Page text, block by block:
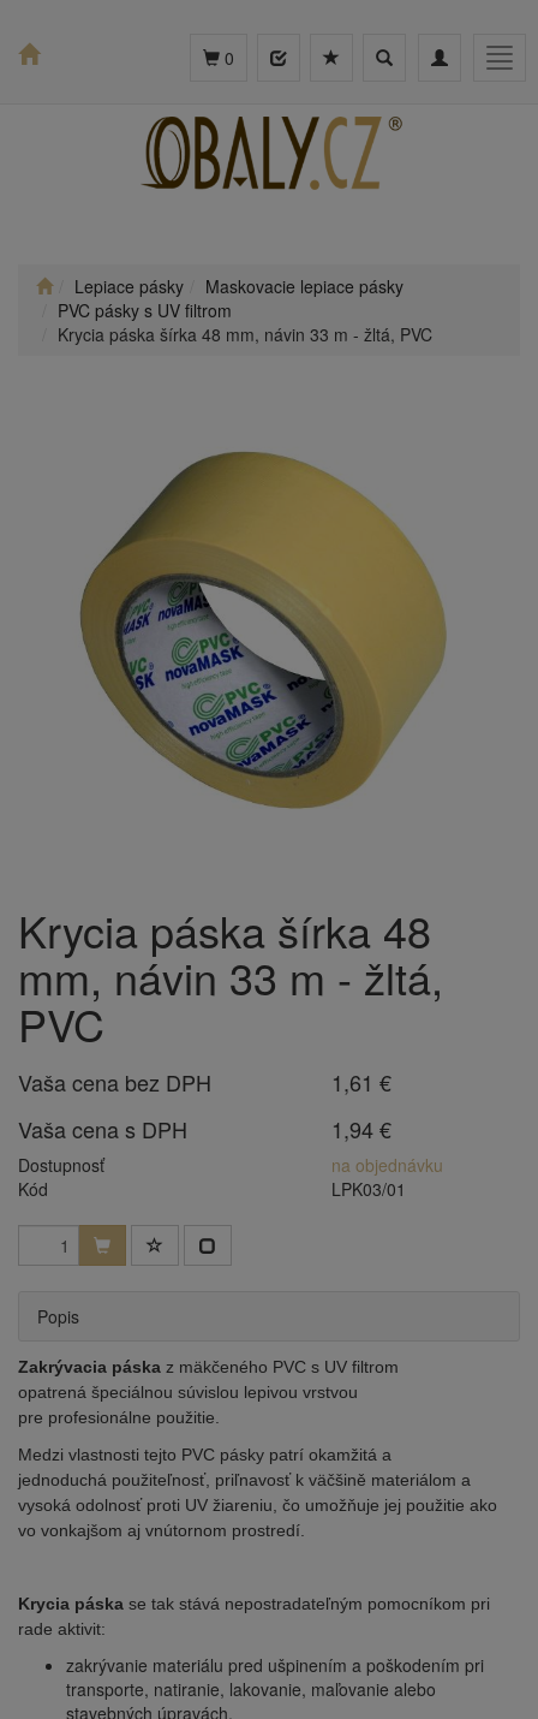
Toggle
Toggle
0
Lepiace pásky
Maskovacie lepiace pásky
PVC pásky s UV filtrom
Krycia páska šírka 48 mm, návin 33 m - žltá, PVC
Krycia páska šírka 48
mm, návin 33 m - žltá,
PVC
Vaša cena bez DPH
1,61 €
Vaša cena s DPH
1,94 €
Dostupnosť
na objednávku
Kód
LPK03/01
Popis
Zakrývacia páska z mäkčeného PVC s UV filtrom
opatrená špeciálnou súvislou lepivou vrstvou
pre profesionálne použitie.
Medzi vlastnosti tejto PVC pásky patrí okamžitá a
jednoduchá použiteľnosť, priľnavosť k väčšině materiálom a
vysoká odolnosť proti UV žiareniu, čo umožňuje jej použitie ako
vo vonkajšom aj vnútornom prostredí.
Krycia páska se tak stává nepostradateľným pomocníkom pri
rade aktivit:
zakrývanie materiálu pred ušpinením a poškodením pri
transporte, natiranie, lakovanie, maľovanie alebo
stavebných úpravách,